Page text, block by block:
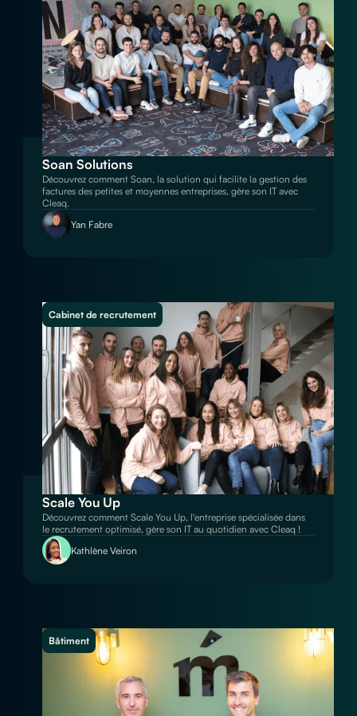
Soan Solutions
Découvrez comment Soan, la solution qui facilite la gestion des
factures des petites et moyennes entreprises, gère son IT avec
Cleaq.
Yan Fabre
Cabinet de recrutement
Scale You Up
Découvrez comment Scale You Up, l'entreprise spécialisée dans
le recrutement optimisé, gère son IT au quotidien avec Cleaq !
Kathlène Veiron
Bâtiment